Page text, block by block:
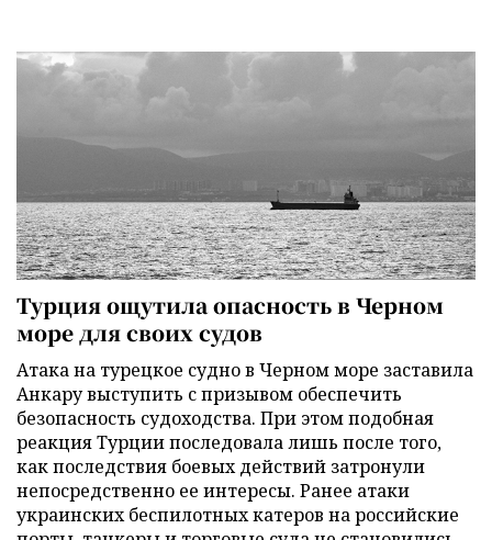
Турция ощутила опасность в Черном
море для своих судов
Атака на турецкое судно в Черном море заставила
Анкару выступить с призывом обеспечить
безопасность судоходства. При этом подобная
реакция Турции последовала лишь после того,
как последствия боевых действий затронули
непосредственно ее интересы. Ранее атаки
украинских беспилотных катеров на российские